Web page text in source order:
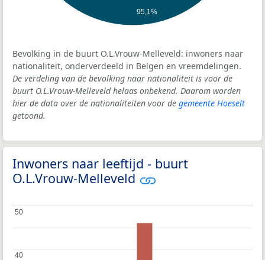
95,1%
Bevolking in de buurt O.L.Vrouw-Melleveld: inwoners naar
nationaliteit, onderverdeeld in Belgen en vreemdelingen.
De verdeling van de bevolking naar nationaliteit is voor de
buurt O.L.Vrouw-Melleveld helaas onbekend. Daarom worden
hier de data over de nationaliteiten voor de gemeente Hoeselt
getoond.
Inwoners naar leeftijd - buurt
O.L.Vrouw-Melleveld
40
40
50
50